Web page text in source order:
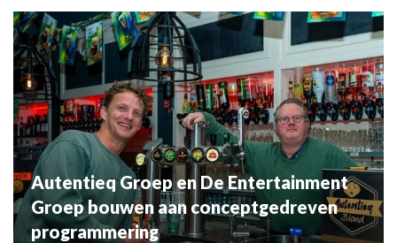
Autentieq Groep en De Entertainment
Groep bouwen aan conceptgedreven
programmering